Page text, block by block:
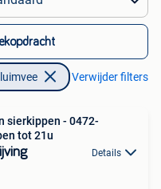
Verwijder filters
sierkippen - 0472-
tot 21u
Details